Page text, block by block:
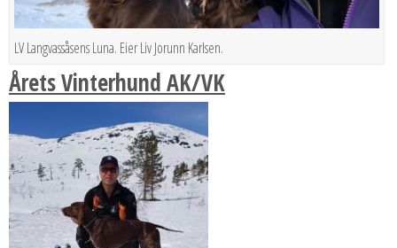
LV Langvassåsens Luna. Eier Liv Jorunn Karlsen.
Årets Vinterhund AK/VK